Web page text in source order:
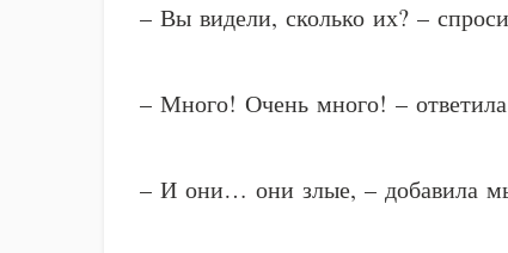
– Вы видели, сколько их? –
– Много! Очень много! –
– И они… они злые, – добавила